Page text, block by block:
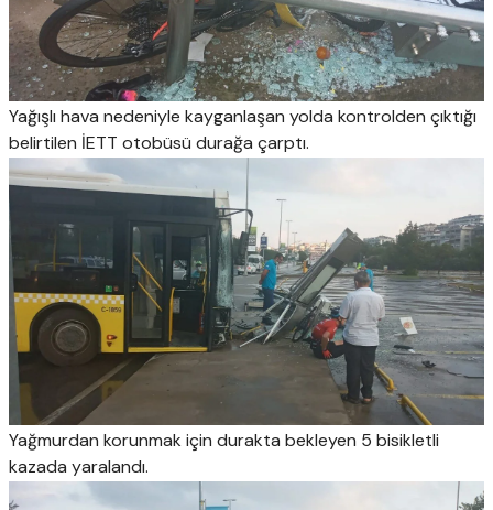
Yağışlı hava nedeniyle kayganlaşan yolda kontrolden çıktığı
belirtilen İETT otobüsü durağa çarptı.
Yağmurdan korunmak için durakta bekleyen 5 bisikletli
kazada yaralandı.